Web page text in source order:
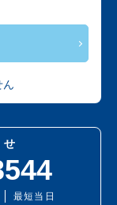
ん
最短当日